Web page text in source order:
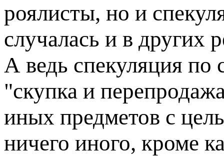
роялисты, но и
случалась и в других
А ведь спекуляция по
"скупка и
иных предметов с
ничего иного, кроме